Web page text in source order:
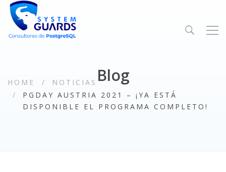
Blog
HOME
NOTICIAS
PGDAY AUSTRIA 2021 – ¡YA ESTÁ
DISPONIBLE EL PROGRAMA COMPLETO!